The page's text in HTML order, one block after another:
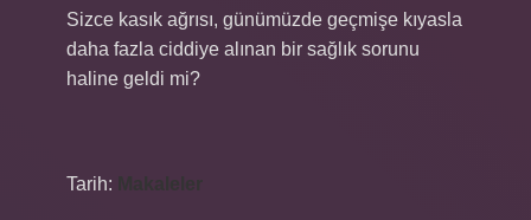
Sizce kasık ağrısı, günümüzde geçmişe kıyasla
daha fazla ciddiye alınan bir sağlık sorunu
haline geldi mi?
Tarih: